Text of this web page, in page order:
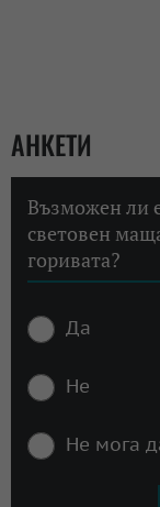
АНКЕТИ
Възможен ли
световен
горивата?
Да
Не
Не мога